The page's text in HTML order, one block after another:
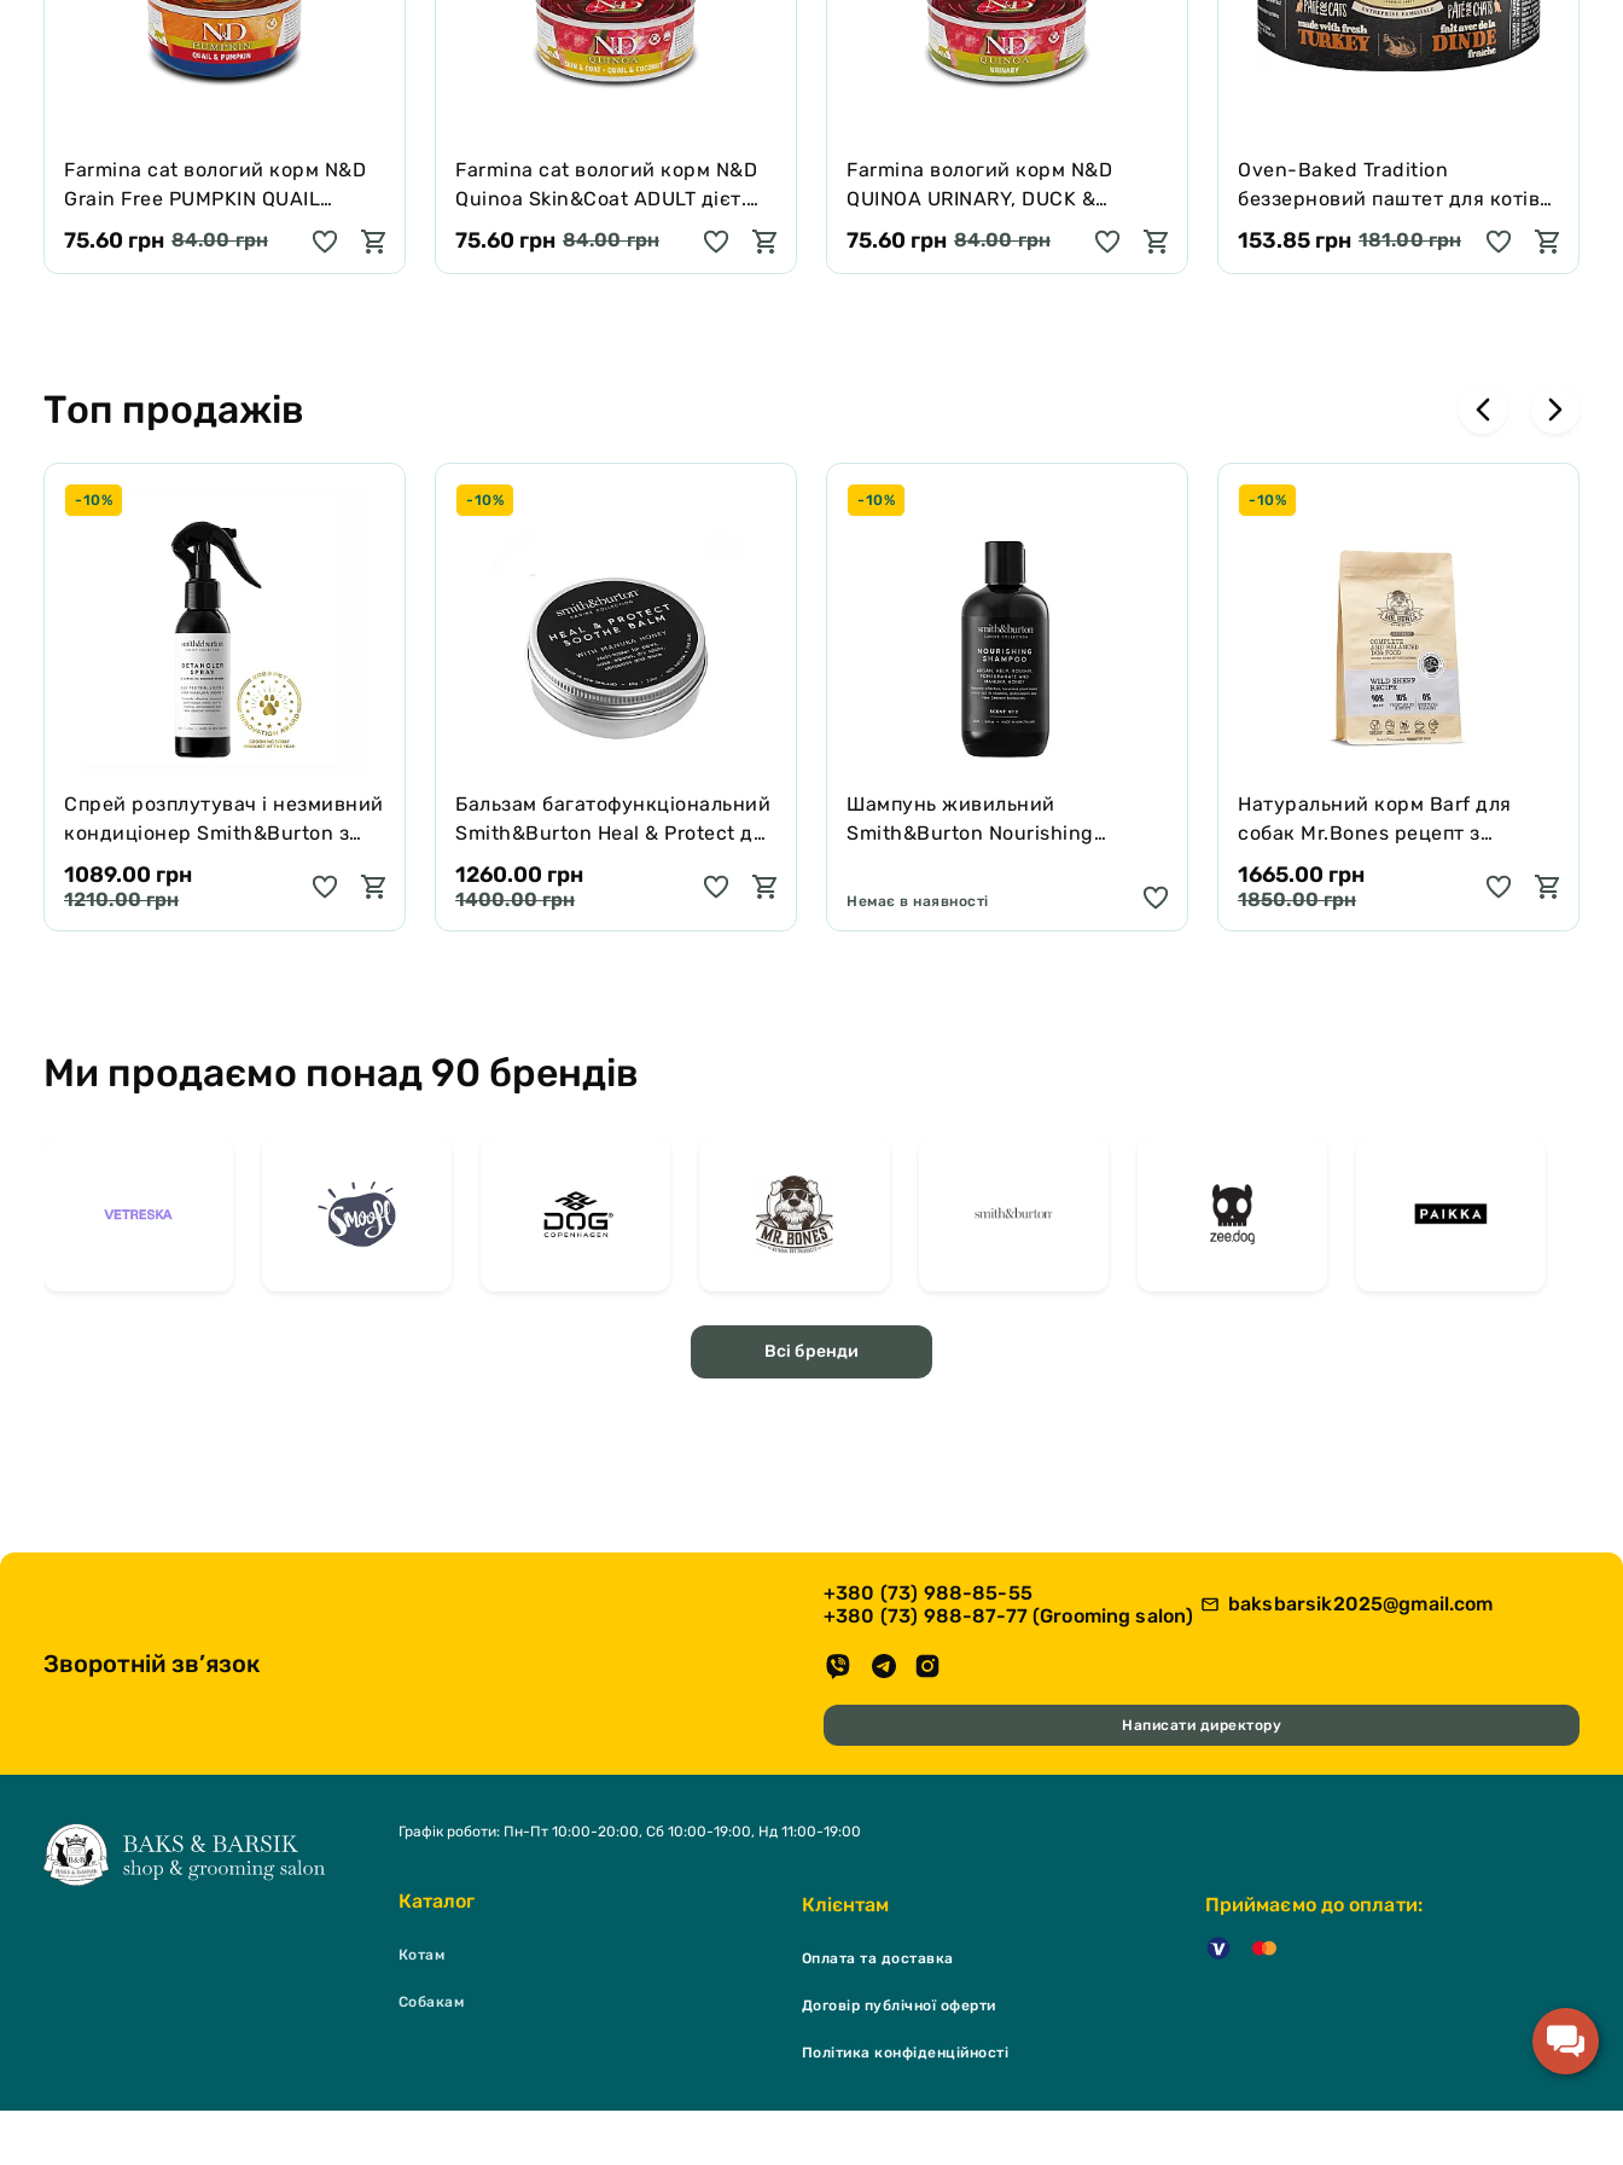
Farmina cat вологий корм N&D
Grain Free PUMPKIN QUAIL
ADULT з гарбузом, перепелом 70
75.60 грн 84.00 грн
Farmina cat вологий корм N&D
Quinoa Skin&Coat ADULT дієт.
харчування, при харчовій
алергії з перепелом, кіноа,
75.60 грн 84.00 грн
Farmina вологий корм N&D
QUINOA URINARY, DUCK &
CRANBERRY ADULT для проф.
сечокам'яної хвороби 80 г
75.60 грн 84.00 грн
Oven-Baked Tradition
беззерновий паштет для котів
зі свіжим м’ясом індички 156 г
153.85 грн 181.00 грн
Топ продажів
-10%
Спрей розплутувач і незмивний
кондиціонер Smith&Burton з
протеїнами шовку для шерсті
собак і котів 125 мл
1089.00 грн
1210.00 грн
-10%
Бальзам багатофункціональний
Smith&Burton Heal & Protect для
собак і котів зцілює та захищає
65 г
1260.00 грн
1400.00 грн
-10%
Шампунь живильний
Smith&Burton Nourishing
подвійної шерсті собак 250 мл
Немає в наявності
-10%
Натуральний корм Barf для
собак Mr.Bones рецепт з
Муфлона 1 кг
1665.00 грн
1850.00 грн
Ми продаємо понад 90 брендів
Всі бренди
Зворотній зв’язок
+380 (73) 988-85-55
+380 (73) 988-87-77 (Grooming salon)
baksbarsik2025@gmail.com
Написати директору
Каталог
Котам
Собакам
Клієнтам
Оплата та доставка
Договір публічної оферти
Політика конфіденційності
Приймаємо до оплати:
Графік роботи: Пн-Пт 10:00-20:00, Сб 10:00-19:00, Нд 11:00-19:00